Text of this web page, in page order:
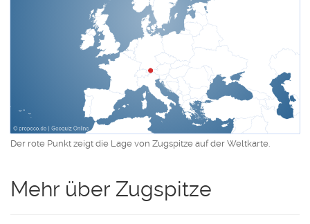
Der rote Punkt zeigt die Lage von Zugspitze auf der Weltkarte.
Mehr über Zugspitze